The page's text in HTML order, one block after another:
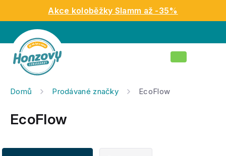
obsah
Akce koloběžky Slamm až -35%
Nákupní
Domů Prodávané značky EcoFlow
EcoFlow